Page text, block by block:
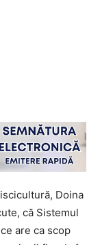
Doina
că Sistemul
are ca scop